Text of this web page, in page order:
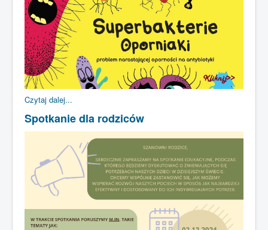
Czytaj dalej...
Spotkanie dla rodziców